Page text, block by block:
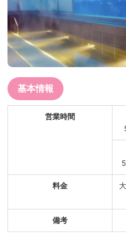
基本情報
営業時間
料金
備考